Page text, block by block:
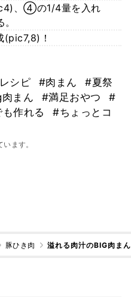
、④の1/4量を入れ
(pic7,8)！
シピ #肉まん
#夏祭
まん #満足おやつ
#
作れる
#ちょっとコ
ます。
豚ひき肉 溢れる肉汁のBIG肉まん